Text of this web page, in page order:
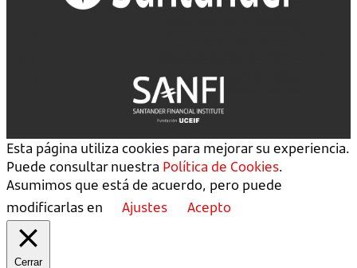
Esta página utiliza cookies para mejorar su experiencia.
Puede consultar nuestra Política de Cookies.
Asumimos que está de acuerdo, pero puede
modificarlas en
Ajustes Acepto
Cerrar